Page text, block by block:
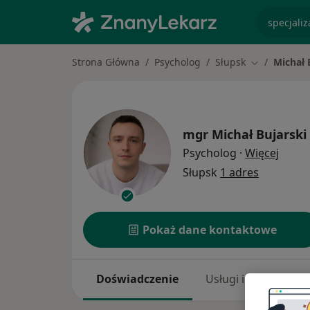
Strona Główna Psycholog Słupsk ZmieńMichał
mgr Michał Bujarski
Psycholog · Więcej
Słupsk 1 adres
Pokaż dane kontaktowe
Doświadczenie Usługi i ceny